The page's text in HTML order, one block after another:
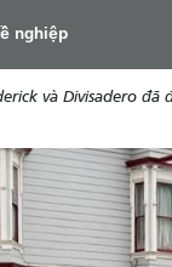
nghiệp
và Divisadero